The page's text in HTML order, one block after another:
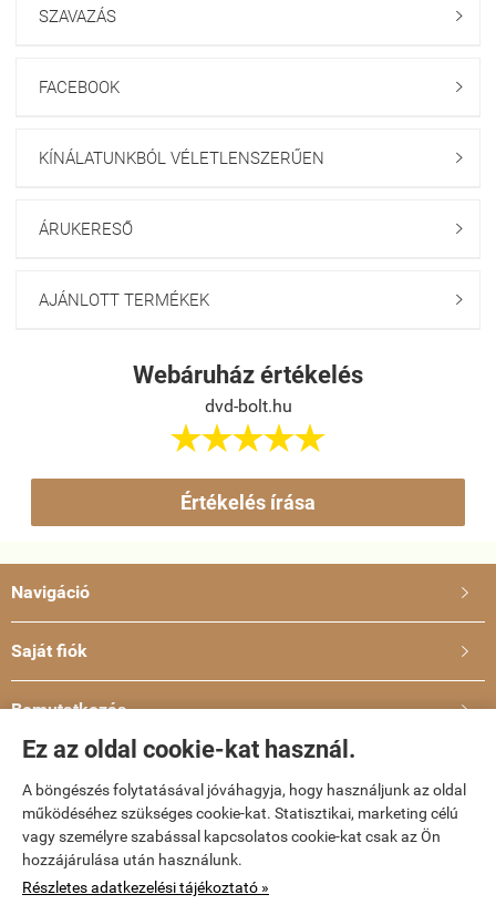
Ez az oldal cookie-kat használ.
A böngészés folytatásával jóváhagyja, hogy használjunk az oldal
működéséhez szükséges cookie-kat. Statisztikai, marketing célú
vagy személyre szabással kapcsolatos cookie-kat csak az Ön
hozzájárulása után használunk.
Részletes adatkezelési tájékoztató »
SZAVAZÁS 
FACEBOOK 
KÍNÁLATUNKBÓL VÉLETLENSZERŰEN 
ÁRUKERESŐ 
AJÁNLOTT TERMÉKEK 
Webáruház értékelés
dvd-bolt.hu

Értékelés írása
Navigáció 
Saját fiók 
Bemutatkozás 
dvd-bolt.hu -Kemény Gábor EV-ÁSZF-Adatkezelési tájékoztató
Webáruház készítés a StartÜzlettel.